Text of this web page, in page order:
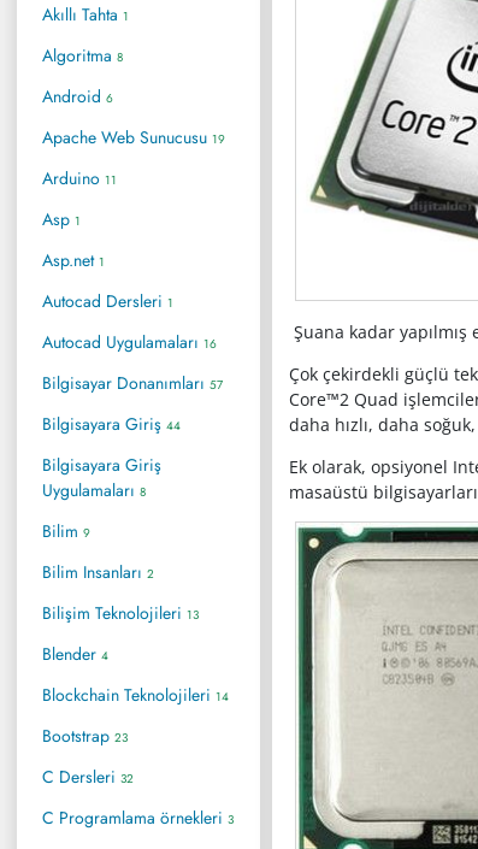
Akıllı Tahta 1
Algoritma 8
Android 6
Apache Web Sunucusu 19
Arduino 11
Asp 1
Asp.net 1
Autocad Dersleri 1
Autocad Uygulamaları 16
Bilgisayar Donanımları 57
Bilgisayara Giriş 44
Bilgisayara Giriş
Uygulamaları 8
Bilim 9
Bilim Insanları 2
Bilişim Teknolojileri 13
Blender 4
Blockchain Teknolojileri 14
Bootstrap 23
C Dersleri 32
C Programlama örnekleri 3
Şuana kadar
Çok çekirdekli güçlü
Core™2 Quad
daha hızlı, daha
Ek olarak, opsiyonel
masaüstü